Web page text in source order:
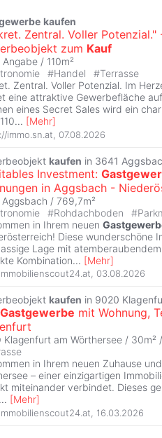
kaufen
Zentral. Voller Potenzial."
zum Kauf
Angabe / 110m²
#Handel #Terrasse
Zentral. Voller Potenzial. Im
eine attraktive Gewerbefläche
eines Secret Sales wird ein
... [Mehr]
immo.sn.at 07.08.2026
kaufen in 3641
Investment:
in Aggsbach -
/ 769,7m²
#Rohdachboden #
in Ihrem neuen
Diese wunderschöne
Lage mit
Kombination... [Mehr]
, 03.08.2026
kaufen in 9020
Gastgewerbe mit Wohnung,
Klagenfurt am Wörthersee / 30m² /
in Ihrem neuen Zuhause
– einer einzigartigen
miteinander verbindet. Dieses
... [Mehr]
16.03.2026